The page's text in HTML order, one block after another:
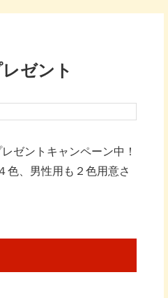
ゼント
ゼントキャンペーン中！
色、男性用も２色用意さ